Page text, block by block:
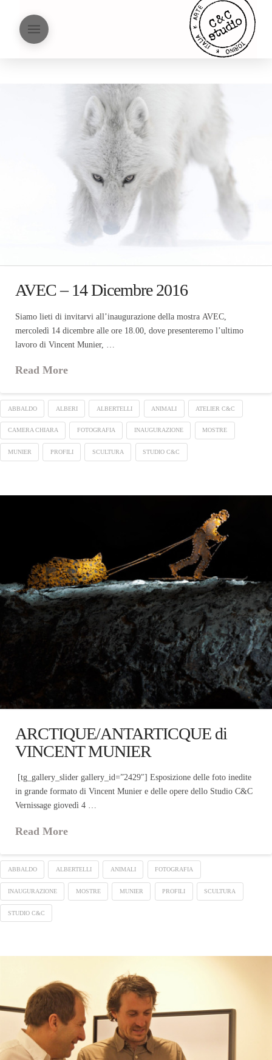
AVEC – 14 Dicembre 2016
Siamo lieti di invitarvi all’inaugurazione della mostra AVEC,
mercoledì 14 dicembre alle ore 18.00, dove presenteremo l’ultimo
lavoro di Vincent Munier, …
Read More
ABBALDO ALBERI ALBERTELLI ANIMALI ATELIER C&C
CAMERA CHIARA FOTOGRAFIA INAUGURAZIONE MOSTRE
MUNIER PROFILI SCULTURA STUDIO C&C
ARCTIQUE/ANTARTICQUE di
VINCENT MUNIER
[tg_gallery_slider gallery_id=”2429″] Esposizione delle foto inedite
in grande formato di Vincent Munier e delle opere dello Studio C&C
Vernissage giovedì 4 …
Read More
ABBALDO ALBERTELLI ANIMALI FOTOGRAFIA
INAUGURAZIONE MOSTRE MUNIER PROFILI SCULTURA
STUDIO C&C